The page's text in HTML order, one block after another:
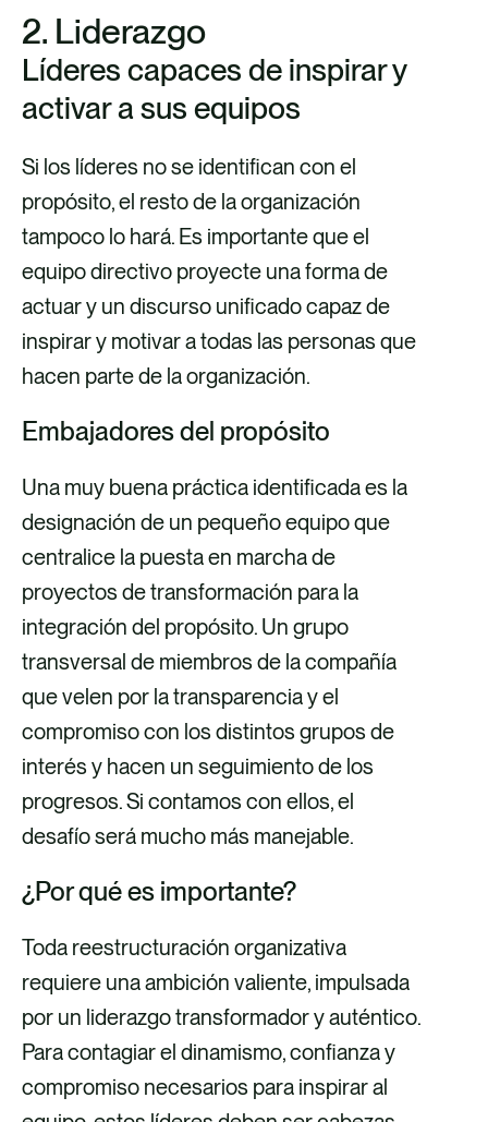
2. Liderazgo
Líderes capaces de inspirar y
activar a sus equipos
Si los líderes no se identifican con el
propósito, el resto de la organización
tampoco lo hará. Es importante que el
equipo directivo proyecte una forma de
actuar y un discurso unificado capaz de
inspirar y motivar a todas las personas que
hacen parte de la organización.
Embajadores del propósito
Una muy buena práctica identificada es la
designación de un pequeño equipo que
centralice la puesta en marcha de
proyectos de transformación para la
integración del propósito. Un grupo
transversal de miembros de la compañía
que velen por la transparencia y el
compromiso con los distintos grupos de
interés y hacen un seguimiento de los
progresos. Si contamos con ellos, el
desafío será mucho más manejable.
¿Por qué es importante?
Toda reestructuración organizativa
requiere una ambición valiente, impulsada
por un liderazgo transformador y auténtico.
Para contagiar el dinamismo, confianza y
compromiso necesarios para inspirar al